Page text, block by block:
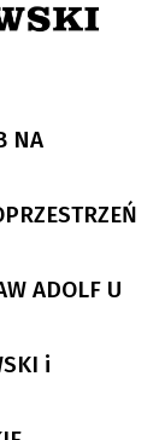
NA
ADOLF U
i